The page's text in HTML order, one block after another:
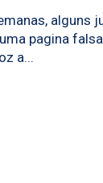
alguns
pagina
a...